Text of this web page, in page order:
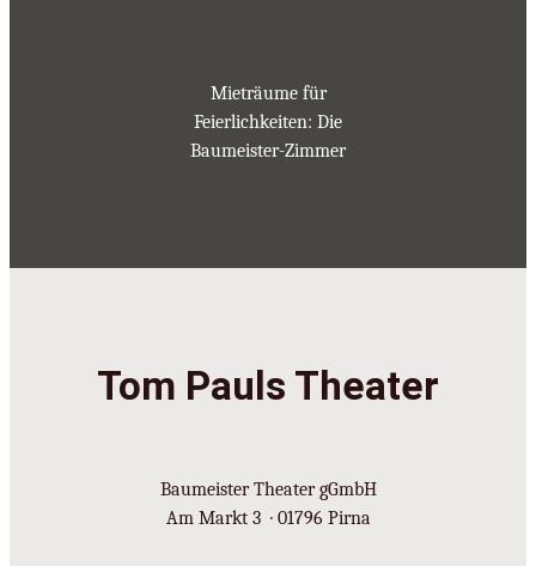
Mieträume für
Feierlichkeiten: Die
Baumeister-Zimmer
Tom Pauls Theater
Baumeister Theater gGmbH
Am Markt 3 · 01796 Pirna